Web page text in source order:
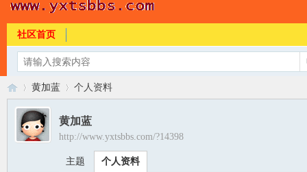
社区首页
›
黄加蓝 个人资料
黄加蓝
http://www.yxtsbbs.com/?14398
主题 个人资料